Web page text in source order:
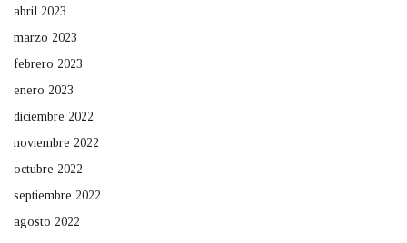
abril 2023
marzo 2023
febrero 2023
enero 2023
diciembre 2022
noviembre 2022
octubre 2022
septiembre 2022
agosto 2022